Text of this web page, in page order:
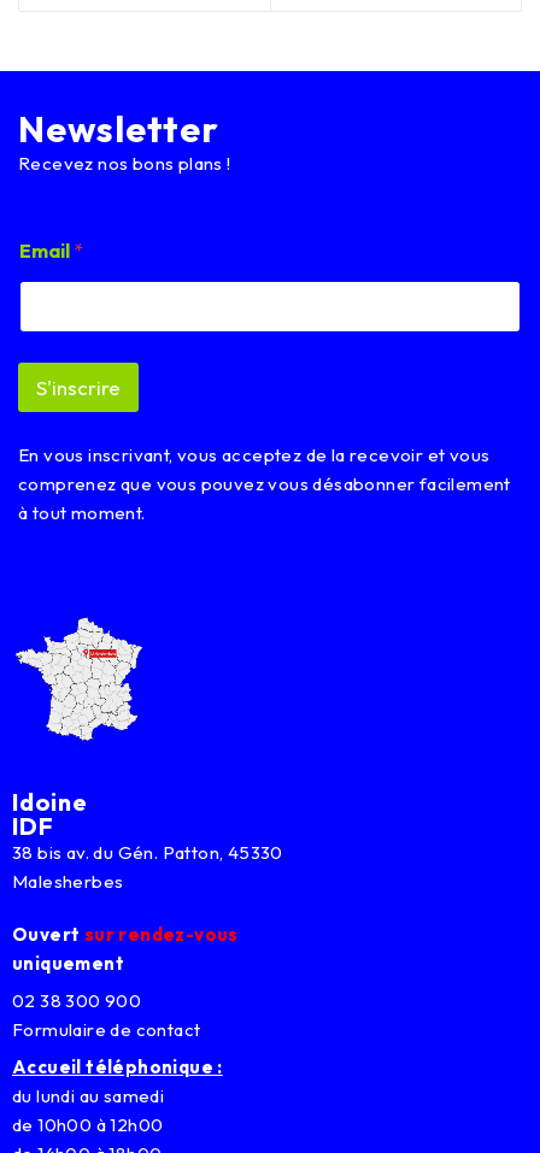
Newsletter
Recevez nos bons plans !
E
m
i
E
a
l
Email *
S'inscrire
En vous inscrivant, vous acceptez de la recevoir et vous
comprenez que vous pouvez vous désabonner facilement
à tout moment.
Idoine
IDF
38 bis av. du Gén. Patton, 45330
Malesherbes
Ouvert sur rendez-vous
uniquement
02 38 300 900
Formulaire de contact
Accueil téléphonique :
du lundi au samedi
de 10h00 à 12h00